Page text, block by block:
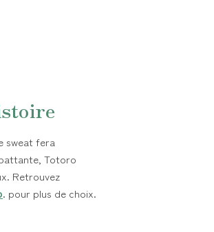
sweat fera
Totoro
Retrouvez
. pour plus de choix.